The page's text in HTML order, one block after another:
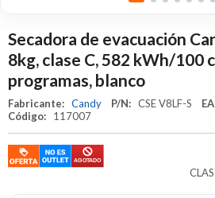
Secadora de evacuación
8kg, clase C, 582 kWh/100
programas, blanco
Fabricante: Candy P/N: CSE V8LF-S
Código:
117007